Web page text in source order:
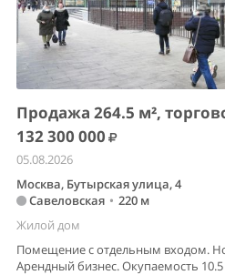
Продажа 264.5 м²,
132 300 000
05.08.2026
Москва, Бутырская улица, 4
Савеловская • 220 м
Жилой дом
Помещение с отдельным входом.
Арендный бизнес. Окупаемость